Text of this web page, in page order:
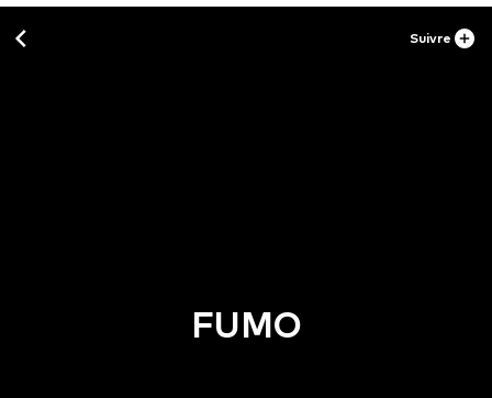
Suivre
FUMO